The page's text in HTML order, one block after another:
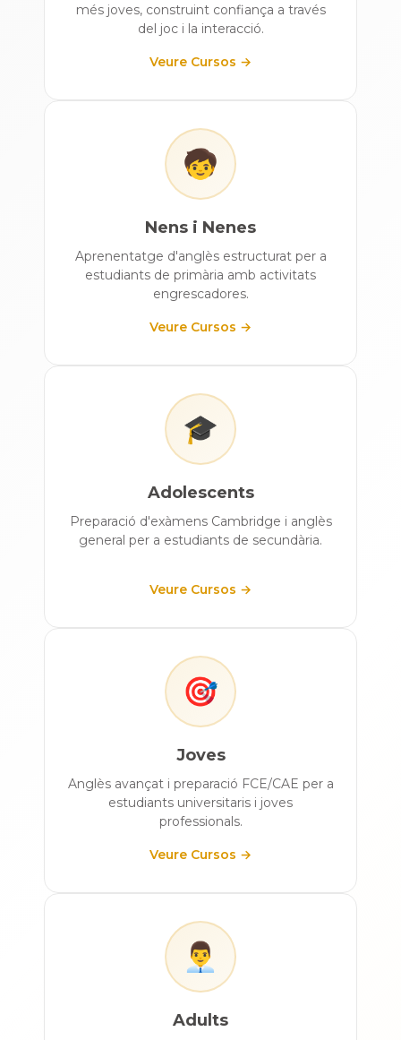
més joves, construint confiança a través
del joc i la interacció.
Veure Cursos →
🧒
Nens i Nenes
Aprenentatge d'anglès estructurat per a
estudiants de primària amb activitats
engrescadores.
Veure Cursos →
🎓
Adolescents
Preparació d'exàmens Cambridge i anglès
general per a estudiants de secundària.
Veure Cursos →
🎯
Joves
Anglès avançat i preparació FCE/CAE per a
estudiants universitaris i joves
professionals.
Veure Cursos →
👨‍💼
Adults